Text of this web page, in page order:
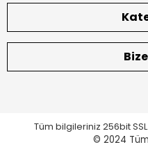
Tüm bilgileriniz 256bit
© 2024